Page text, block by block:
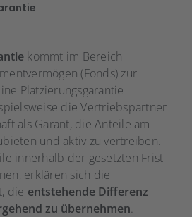
kommt im Bereich
(Fonds) zur
Platzierungsgarantie
die Vertriebspartner
als Garant, die Anteile am
und aktiv zu vertreiben.
innerhalb der gesetzten Frist
erklären sich die
die entstehende Differenz
zu übernehmen.